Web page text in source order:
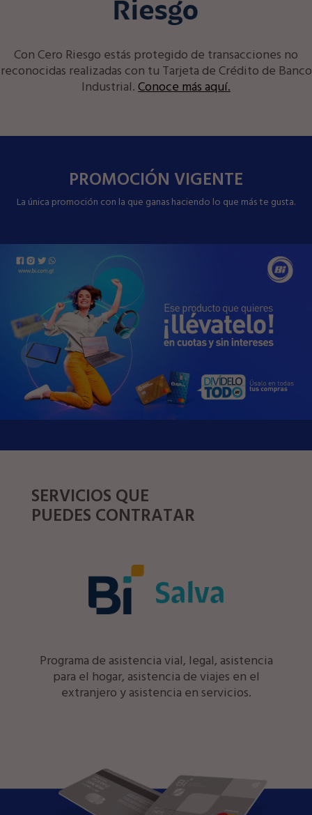
Con Cero Riesgo estás protegido de transacciones no
reconocidas realizadas con tu Tarjeta de Crédito de Banco
Industrial.Conoce más aquí.
PROMOCIÓN VIGENTE
La única promoción con la que ganas haciendo lo que más te gusta.
SERVICIOS QUE
PUEDES CONTRATAR
Programa de asistencia vial, legal, asistencia
para el hogar, asistencia de viajes en el
extranjero y asistencia en servicios.